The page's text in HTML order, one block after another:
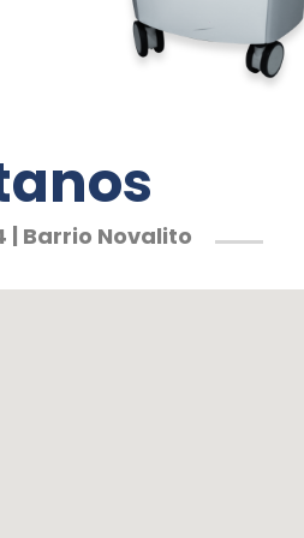
| Barrio Novalito